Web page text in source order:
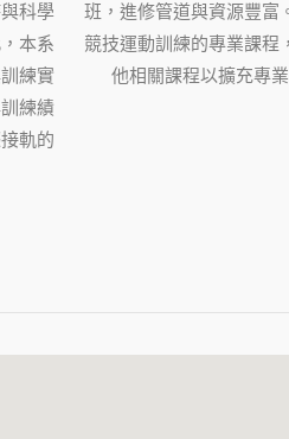
科學
本系
練實
練績
軌的
班，進修管道與資源豐富
競技運動訓練的專業課程
他相關課程以擴充專